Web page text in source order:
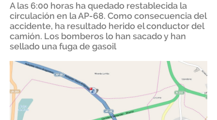
A las 6:00 horas ha quedado restablecida la
circulación en la AP-68. Como consecuencia del
accidente, ha resultado herido el conductor del
camión. Los bomberos lo han sacado y han
sellado una fuga de gasoil